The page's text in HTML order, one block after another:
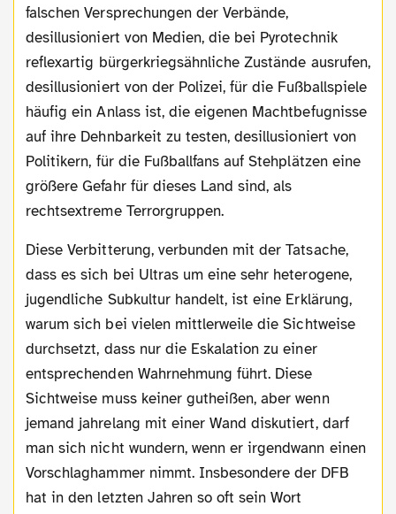
falschen Versprechungen der Verbände,
desillusioniert von Medien, die bei Pyrotechnik
reflexartig bürgerkriegsähnliche Zustände ausrufen,
desillusioniert von der Polizei, für die Fußballspiele
häufig ein Anlass ist, die eigenen Machtbefugnisse
auf ihre Dehnbarkeit zu testen, desillusioniert von
Politikern, für die Fußballfans auf Stehplätzen eine
größere Gefahr für dieses Land sind, als
rechtsextreme Terrorgruppen.
Diese Verbitterung, verbunden mit der Tatsache,
dass es sich bei Ultras um eine sehr heterogene,
jugendliche Subkultur handelt, ist eine Erklärung,
warum sich bei vielen mittlerweile die Sichtweise
durchsetzt, dass nur die Eskalation zu einer
entsprechenden Wahrnehmung führt. Diese
Sichtweise muss keiner gutheißen, aber wenn
jemand jahrelang mit einer Wand diskutiert, darf
man sich nicht wundern, wenn er irgendwann einen
Vorschlaghammer nimmt. Insbesondere der DFB
hat in den letzten Jahren so oft sein Wort